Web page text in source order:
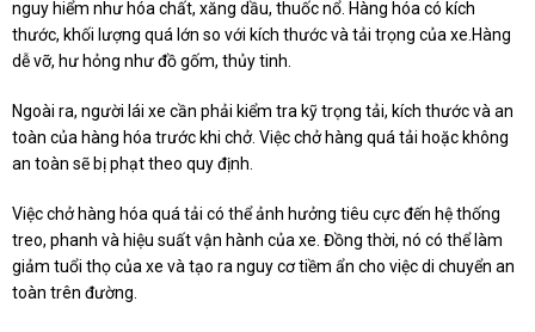
nguy hiểm như hóa chất, xăng dầu, thuốc nổ. Hàng hóa có kích
thước, khối lượng quá lớn so với kích thước và tải trọng của xe.Hàng
dễ vỡ, hư hỏng như đồ gốm, thủy tinh.
Ngoài ra, người lái xe cần phải kiểm tra kỹ trọng tải, kích thước và an
toàn của hàng hóa trước khi chở. Việc chở hàng quá tải hoặc không
an toàn sẽ bị phạt theo quy định.
Việc chở hàng hóa quá tải có thể ảnh hưởng tiêu cực đến hệ thống
treo, phanh và hiệu suất vận hành của xe. Đồng thời, nó có thể làm
giảm tuổi thọ của xe và tạo ra nguy cơ tiềm ẩn cho việc di chuyển an
toàn trên đường.